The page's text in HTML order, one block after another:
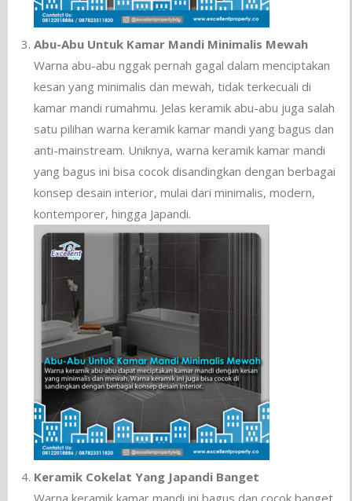
Abu-Abu Untuk Kamar Mandi Minimalis Mewah
Warna abu-abu nggak pernah gagal dalam menciptakan
kesan yang minimalis dan mewah, tidak terkecuali di
kamar mandi rumahmu. Jelas keramik abu-abu juga salah
satu pilihan warna keramik kamar mandi yang bagus dan
anti-mainstream. Uniknya, warna keramik kamar mandi
yang bagus ini bisa cocok disandingkan dengan berbagai
konsep desain interior, mulai dari minimalis, modern,
kontemporer, hingga Japandi.
Keramik Cokelat Yang Japandi Banget